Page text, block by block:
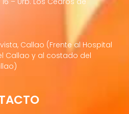
Callao (Frente al Hospital
Callao y al costado del